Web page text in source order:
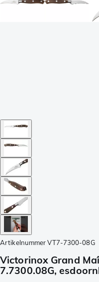
Artikelnummer VT7-7300-08G
Victorinox Grand
7.7300.08G,